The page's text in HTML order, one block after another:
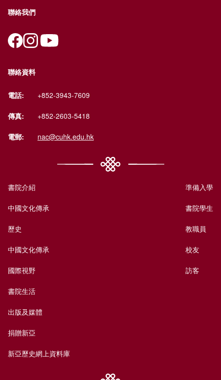
聯絡我們
聯絡資料
電話: +852-3943-7609
傳真: +852-2603-5418
電郵: nac@cuhk.edu.hk
書院介紹
中國文化傳承
歷史
中國文化傳承
國際視野
書院生活
出版及媒體
捐贈新亞
新亞歷史網上資料庫
準備入學
書院學生
教職員
校友
訪客